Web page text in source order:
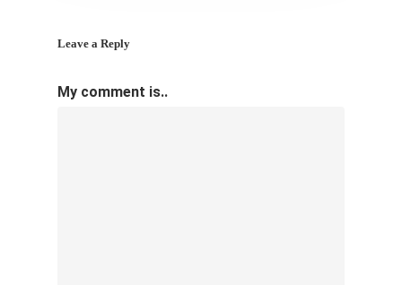
Leave a Reply
My comment is..